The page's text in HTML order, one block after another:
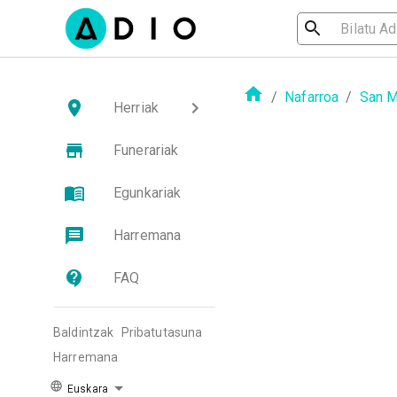
Herriak
Funerariak
Egunkariak
Harremana
FAQ
Baldintzak
Pribatutasuna
Harremana
Euskara
/ Nafarroa / San